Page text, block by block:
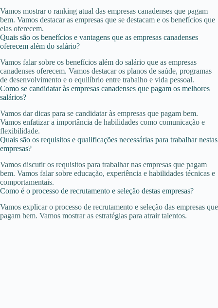
Vamos mostrar o ranking atual das empresas canadenses que pagam
bem. Vamos destacar as empresas que se destacam e os benefícios que
elas oferecem.
Quais são os benefícios e vantagens que as empresas canadenses
oferecem além do salário?
Vamos falar sobre os benefícios além do salário que as empresas
canadenses oferecem. Vamos destacar os planos de saúde, programas
de desenvolvimento e o equilíbrio entre trabalho e vida pessoal.
Como se candidatar às empresas canadenses que pagam os melhores
salários?
Vamos dar dicas para se candidatar às empresas que pagam bem.
Vamos enfatizar a importância de habilidades como comunicação e
flexibilidade.
Quais são os requisitos e qualificações necessárias para trabalhar nestas
empresas?
Vamos discutir os requisitos para trabalhar nas empresas que pagam
bem. Vamos falar sobre educação, experiência e habilidades técnicas e
comportamentais.
Como é o processo de recrutamento e seleção destas empresas?
Vamos explicar o processo de recrutamento e seleção das empresas que
pagam bem. Vamos mostrar as estratégias para atrair talentos.